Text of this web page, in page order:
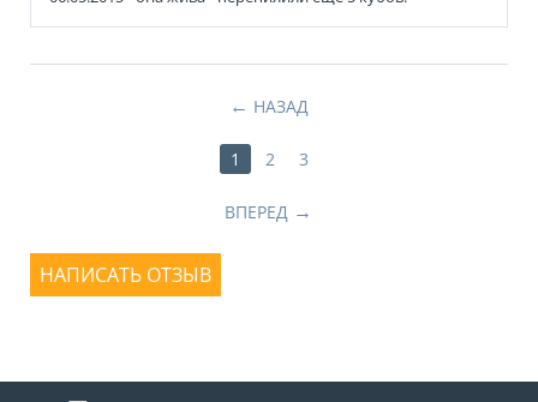
НАЗАД
1 2 3
ВПЕРЕД
НАПИСАТЬ ОТЗЫВ